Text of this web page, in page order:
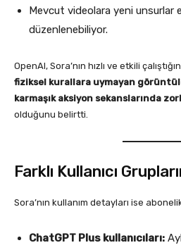
Mevcut videolara yeni unsurlar
düzenlenebiliyor.
OpenAI, Sora’nın hızlı ve etkili
fiziksel kurallara uymayan
karmaşık aksiyon sekanslarında
olduğunu belirtti.
Farklı Kullanıcı
Sora’nın kullanım detayları ise
ChatGPT Plus kullanıcıları: